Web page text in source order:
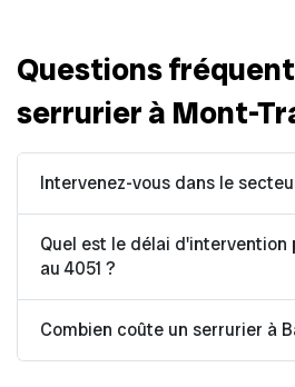
Questions
serrurier à Mont-
Intervenez-vous dans le
Quel est le délai d'intervention
au 4051 ?
Combien coûte un serrurier à